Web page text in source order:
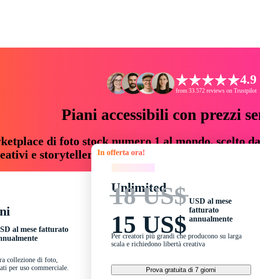
4.9
from 33.572 reviews on Trustpilot
Piani accessibili con prezzi
di foto stock numero 1 al mondo, scelto
e storyteller risorse creative che fanno
al mese fatturato
collezione di foto,
per uso commerciale.
In offerta ora!
Unlimited
18 US$
15 US$
USD al mese
fatturato
annualmente
Per creatori più grandi che producono su larga
scala e richiedono libertà creativa
Prova gratuita di 7 giorni